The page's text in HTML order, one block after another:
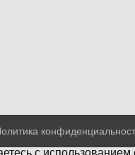
с использованием